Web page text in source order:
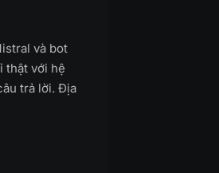
và bot
thật với hệ
trả lời. Địa